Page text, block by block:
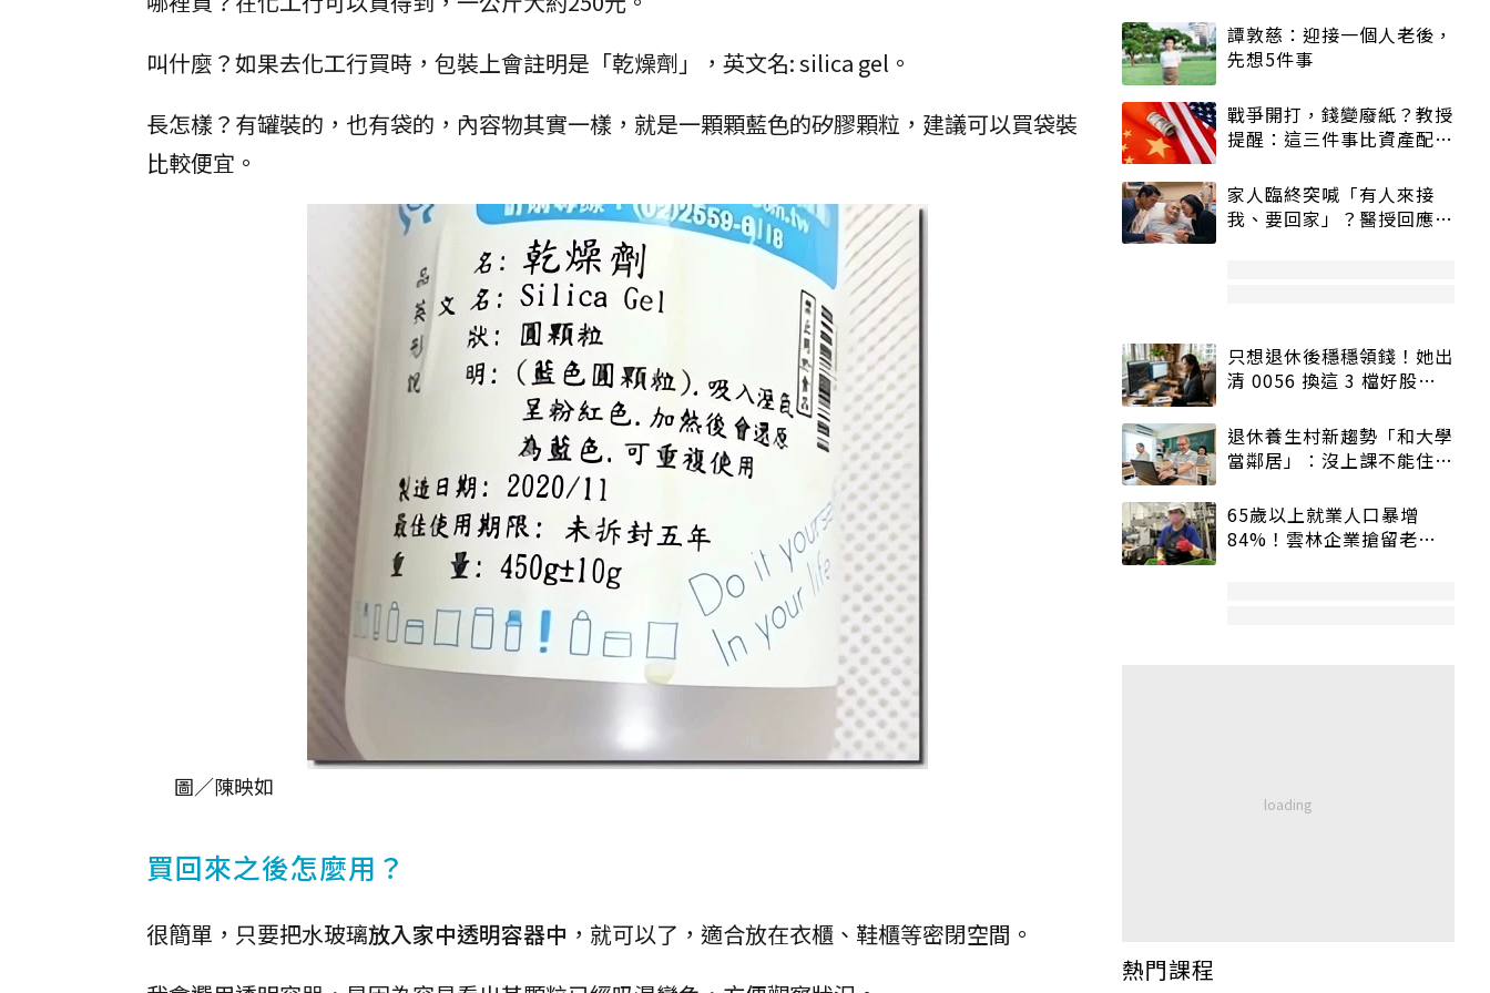
叫什麼？如果去化工行買時，包裝上會註明是「乾燥劑」，英文名: silica gel。
長怎樣？有罐裝的，也有袋的，內容物其實一樣，就是一顆顆藍色的矽膠顆粒，建議可以買袋裝
比較便宜。
圖／陳映如
買回來之後怎麼用？
很簡單，只要把水玻璃放入家中透明容器中 ，就可以了，適合放在衣櫃、鞋櫃等密閉空間。
譚敦慈：迎接一個人老後，
先想5件事
戰爭開打，錢變廢紙？教授
提醒：這三件事比資產配置
家人臨終突喊「有人來接
我、要回家」？醫授回應方
只想退休後穩穩領錢！她出
清 0056 換這 3 檔好股：
退休養生村新趨勢「和大學
當鄰居」：沒上課不能住、
65歲以上就業人口暴增
84%！雲林企業搶留老員
熱門課程